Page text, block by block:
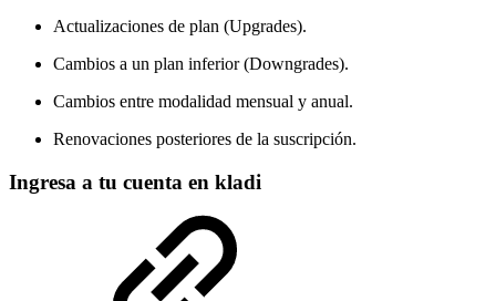
Actualizaciones de plan (Upgrades).
Cambios a un plan inferior (Downgrades).
Cambios entre modalidad mensual y anual.
Renovaciones posteriores de la suscripción.
Ingresa a tu cuenta en kladi